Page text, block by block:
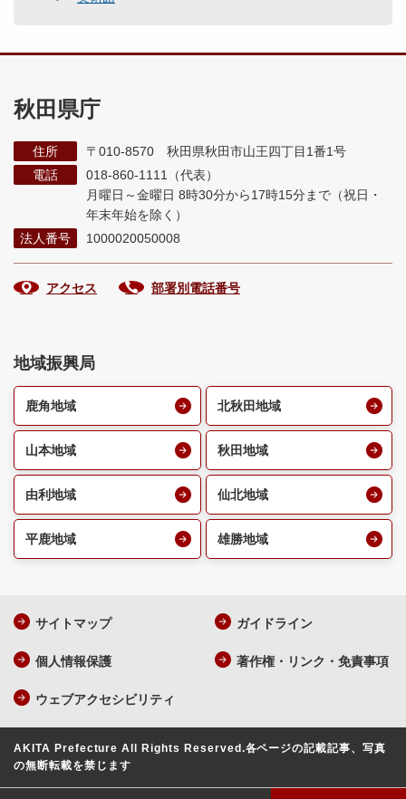
秋田県庁
住所
〒010-8570 秋田県秋田市山王四丁目1番1号
電話
018-860-1111（代表）
月曜日～金曜日 8時30分から17時15分まで （祝日・
年末年始を除く）
法人番号
1000020050008
アクセス 部署別電話番号
地域振興局
鹿角地域 北秋田地域
山本地域 秋田地域
由利地域 仙北地域
平鹿地域 雄勝地域
サイトマップ ガイドライン
個人情報保護 著作権・リンク・免責事項
ウェブアクセシビリティ
AKITA Prefecture All Rights Reserved.各ページの記載記事、写真
の無断転載を禁じます